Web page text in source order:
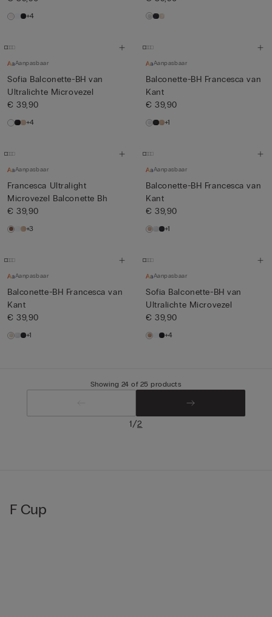
+4
Aanpasbaar
Sofia Balconette-BH van
Ultralichte Microvezel
€ 39,90
+4
Aanpasbaar
Balconette-BH Francesca van
Kant
€ 39,90
+1
Aanpasbaar
Francesca Ultralight
Microvezel Balconette Bh
€ 39,90
+3
Aanpasbaar
Balconette-BH Francesca van
Kant
€ 39,90
+1
Aanpasbaar
Balconette-BH Francesca van
Kant
€ 39,90
+1
Aanpasbaar
Sofia Balconette-BH van
Ultralichte Microvezel
€ 39,90
+4
Showing 24 of 25 products
1/2
F Cup